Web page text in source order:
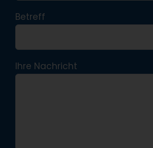
Betreff
Ihre Nachricht